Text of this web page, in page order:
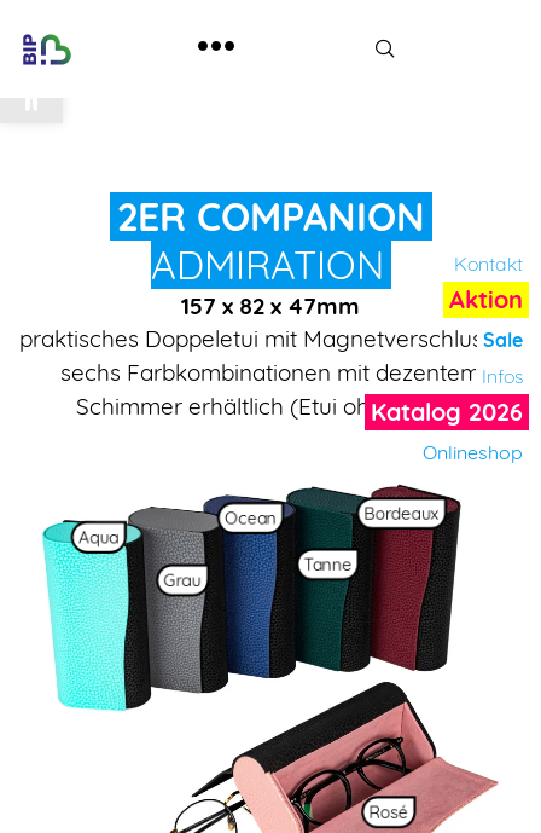
Werkzeugleiste öffnen
Kontakt
Aktion
Sale
Infos
Katalog 2026
Onlineshop
2ER COMPANION
ADMIRATION
157 x 82 x 47mm
praktisches Doppeletui mit Magnetverschluss, in
sechs Farbkombinationen mit dezentem
Schimmer erhältlich (Etui ohne Deko)
Aqua
Grau
Ocean
Tanne
Bordeaux
Rosé